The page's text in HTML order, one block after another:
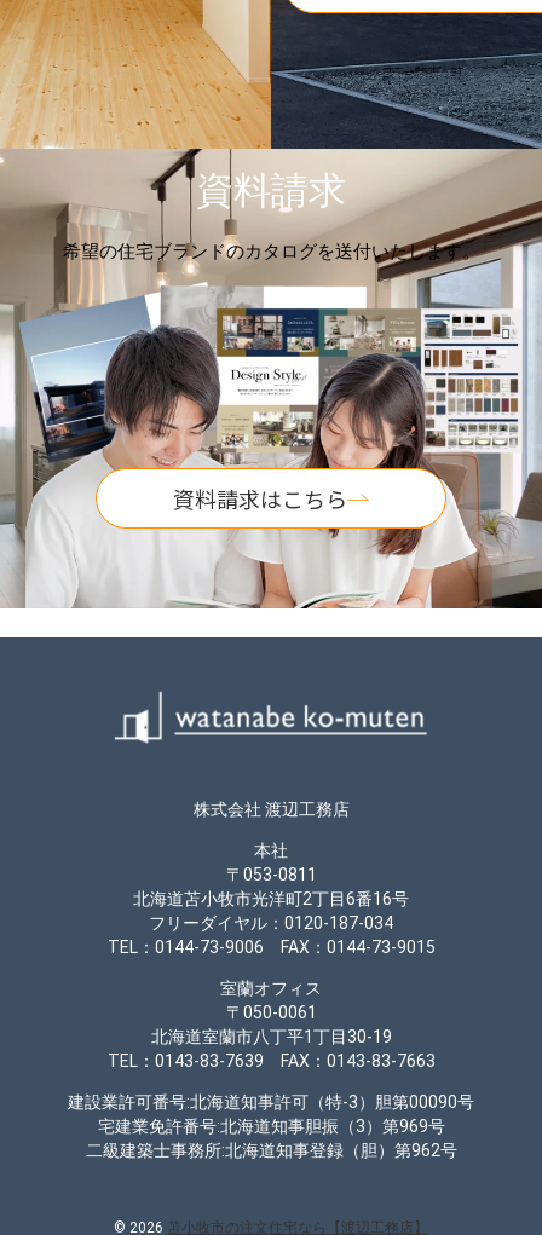
資料請求
希望の住宅ブランドのカタログを送付いたします。
資料請求はこちら
株式会社 渡辺工務店
本社
〒053-0811
北海道苫小牧市光洋町2丁目6番16号
フリーダイヤル：0120-187-034
TEL：0144-73-9006 FAX：0144-73-9015
室蘭オフィス
〒050-0061
北海道室蘭市八丁平1丁目30-19
TEL：0143-83-7639 FAX：0143-83-7663
建設業許可番号:北海道知事許可（特-3）胆第00090号
宅建業免許番号:北海道知事胆振（3）第969号
二級建築士事務所:北海道知事登録（胆）第962号
© 2026 苫小牧市の注文住宅なら【渡辺工務店】